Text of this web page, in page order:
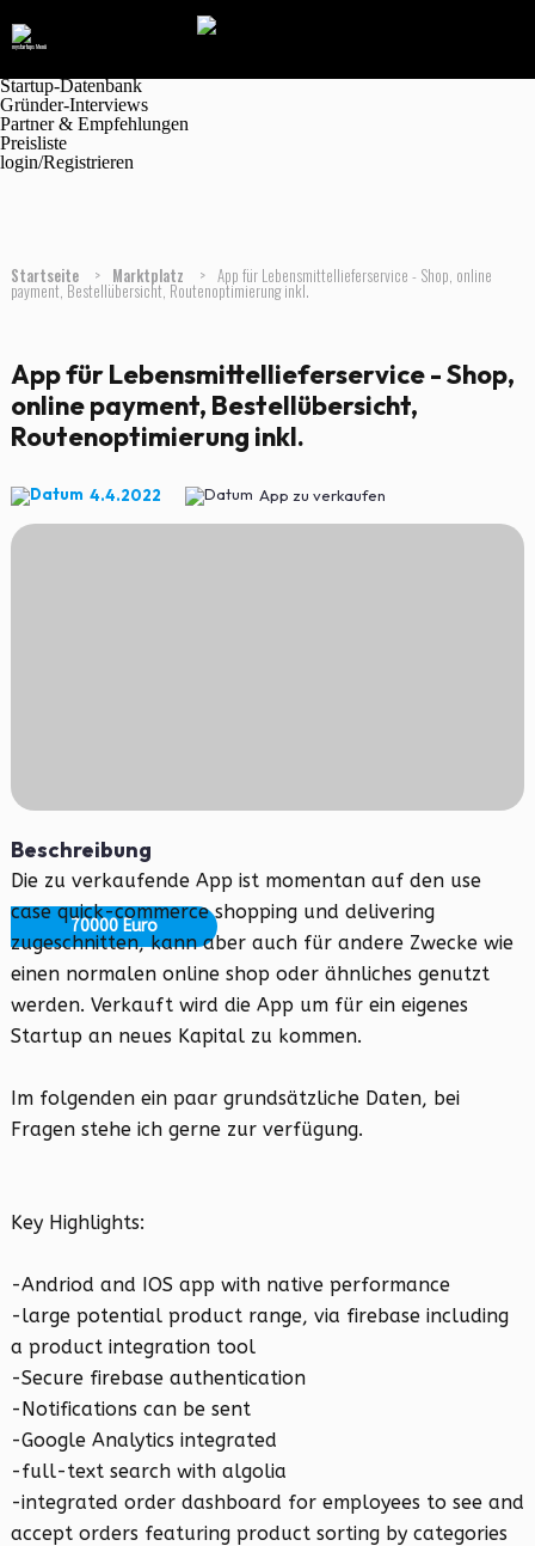
Marktplatz
Magazin
Startup-Datenbank
Gründer-Interviews
Partner & Empfehlungen
Preisliste
login/Registrieren
Startseite > Marktplatz > App für Lebensmittellieferservice - Shop, online
payment, Bestellübersicht, Routenoptimierung inkl.
App für Lebensmittellieferservice - Shop,
online payment, Bestellübersicht,
Routenoptimierung inkl.
4.4.2022 App zu verkaufen
70000 Euro
Beschreibung
Die zu verkaufende App ist momentan auf den use
case quick-commerce shopping und delivering
zugeschnitten, kann aber auch für andere Zwecke wie
einen normalen online shop oder ähnliches genutzt
werden. Verkauft wird die App um für ein eigenes
Startup an neues Kapital zu kommen.
Im folgenden ein paar grundsätzliche Daten, bei
Fragen stehe ich gerne zur verfügung.
Key Highlights:
-Andriod and IOS app with native performance
-large potential product range, via firebase including
a product integration tool
-Secure firebase authentication
-Notifications can be sent
-Google Analytics integrated
-full-text search with algolia
-integrated order dashboard for employees to see and
accept orders featuring product sorting by categories